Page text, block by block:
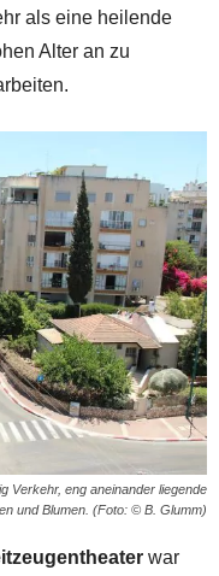
als eine heilende
Alter an zu
Verkehr, eng aneinander liegende
und Blumen. (Foto: © B. Glumm)
war